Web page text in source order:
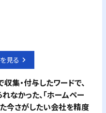
見る
集・付与したワードで、
なかった、「ホームペー
今さがしたい会社を精度